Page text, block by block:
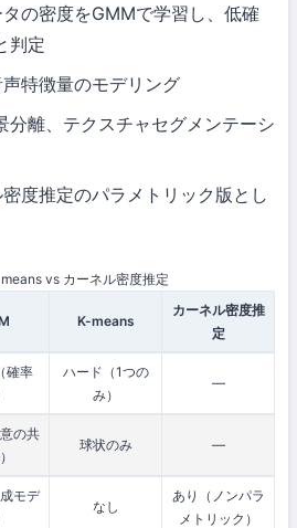
の密度をGMMで学習し、低確
判定
特徴量のモデリング
分離、テクスチャセグメンテーシ
度推定のパラメトリック版とし
vs カーネル密度推定
K-means
カーネル密度推
定
確率
ハード（1つの
み）
—
の共
球状のみ —
モデ
なし
あり（ノンパラ
メトリック）